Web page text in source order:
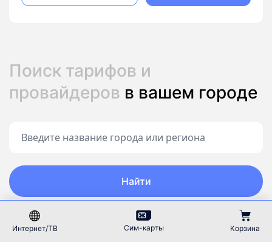
Поиск тарифов и
провайдеров в вашем городе
Найти
А Е
Интернет/ТВ Сим-карты Корзина